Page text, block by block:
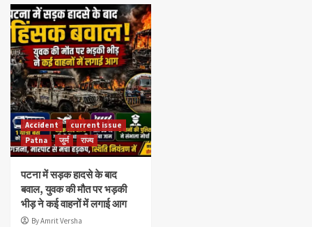
Accident
current issue
Patna
जुर्म राज्य
पटना में सड़क हादसे के बाद
बवाल, युवक की मौत पर भड़की
भीड़ ने कई वाहनों में लगाई आग
By Amrit Versha